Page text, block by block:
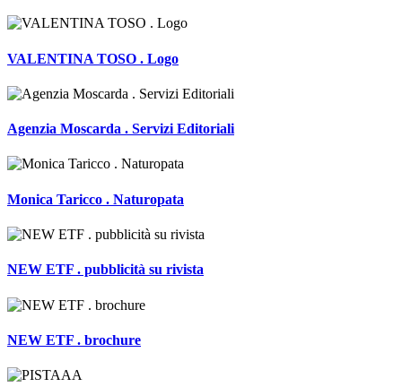
VALENTINA TOSO . Logo
Agenzia Moscarda . Servizi Editoriali
Monica Taricco . Naturopata
NEW ETF . pubblicità su rivista
NEW ETF . brochure